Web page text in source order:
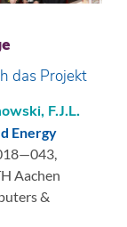
das Projekt
F.J.L.
Energy
Aachen
&